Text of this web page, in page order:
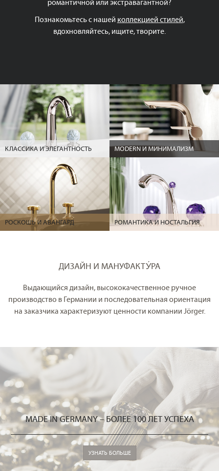
романтичной или экстравагантной?
Познакомьтесь с нашей коллекцией стилей,
вдохновляйтесь, ищите, творите.
КЛАССИКА И ЭЛЕГАНТНОСТЬ MODERN И МИНИМАЛИЗМ
РОСКОШЬ И АВАНГАРД РОМАНТИКА И НОСТАЛЬГИЯ
ДИЗАЙН И МАНУФАКТУ́РА
Выдающийся дизайн, высококачественное ручное
производство в Германии и последовательная ориентация
на заказчика характеризуют ценности компании Jörger.
MADE IN GERMANY – БОЛЕЕ 100 ЛЕТ УСПЕХА
УЗНАТЬ БОЛЬШЕ